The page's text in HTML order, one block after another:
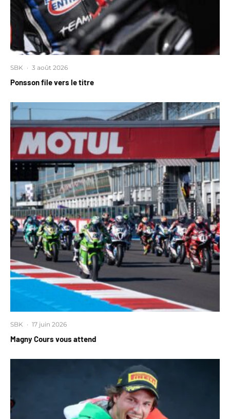
SBK · 3 août 2026
Ponsson file vers le titre
SBK · 17 juin 2026
Magny Cours vous attend